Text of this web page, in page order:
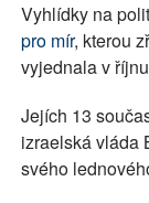
Vyhlídky na
pro mír, kterou
vyjednala v
Jejích 13
izraelská vláda
svého